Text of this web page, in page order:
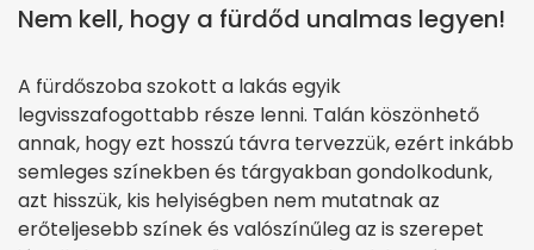
Nem kell, hogy a fürdőd unalmas legyen!
A fürdőszoba szokott a lakás egyik
legvisszafogottabb része lenni. Talán köszönhető
annak, hogy ezt hosszú távra tervezzük, ezért inkább
semleges színekben és tárgyakban gondolkodunk,
azt hisszük, kis helyiségben nem mutatnak az
erőteljesebb színek és valószínűleg az is szerepet